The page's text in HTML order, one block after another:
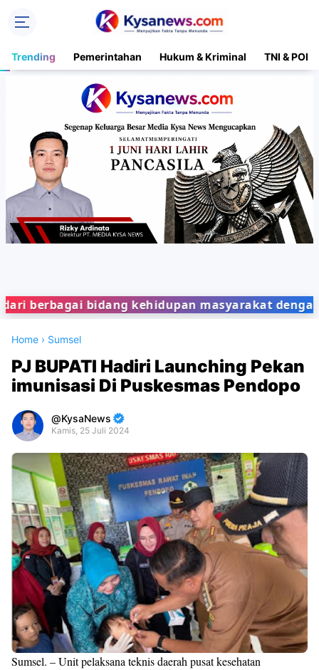
Trending Pemerintahan Hukum & Kriminal TNI &
bidang kehidupan masyarakat dengan
Home › Sumsel
PJ BUPATI Hadiri Launching Pekan
imunisasi Di Puskesmas Pendopo
KysaNews
Kamis, 25 Juli 2024
Premium
By
Raushan
Design
With
Shroff
Templates
Sumsel. – Unit pelaksana teknis daerah pusat kesehatan